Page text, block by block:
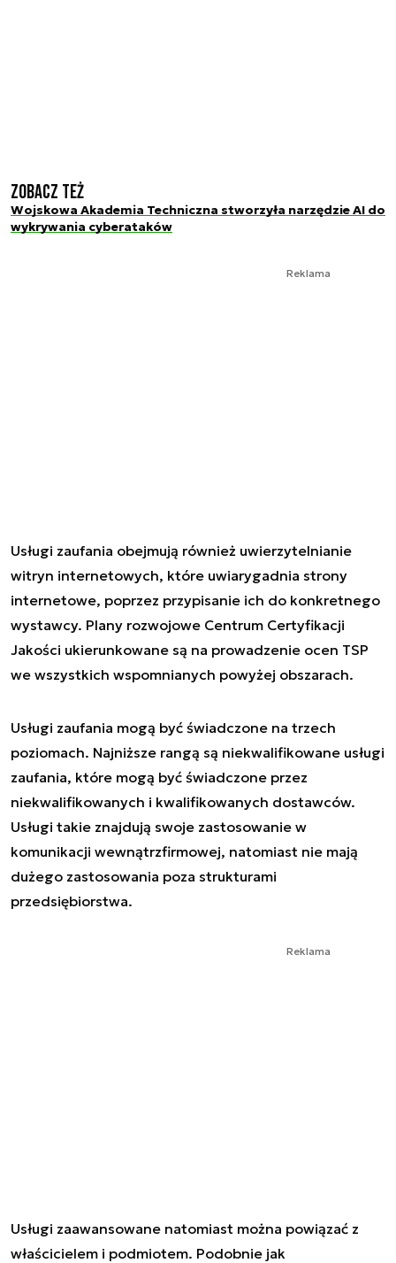
Zobacz też
Wojskowa Akademia Techniczna stworzyła narzędzie AI do
wykrywania cyberataków
Reklama
Usługi zaufania obejmują również uwierzytelnianie
witryn internetowych, które uwiarygadnia strony
internetowe, poprzez przypisanie ich do konkretnego
wystawcy. Plany rozwojowe Centrum Certyfikacji
Jakości ukierunkowane są na prowadzenie ocen TSP
we wszystkich wspomnianych powyżej obszarach.
Usługi zaufania mogą być świadczone na trzech
poziomach. Najniższe rangą są niekwalifikowane usługi
zaufania, które mogą być świadczone przez
niekwalifikowanych i kwalifikowanych dostawców.
Usługi takie znajdują swoje zastosowanie w
komunikacji wewnątrzfirmowej, natomiast nie mają
dużego zastosowania poza strukturami
przedsiębiorstwa.
Reklama
Usługi zaawansowane natomiast można powiązać z
właścicielem i podmiotem. Podobnie jak